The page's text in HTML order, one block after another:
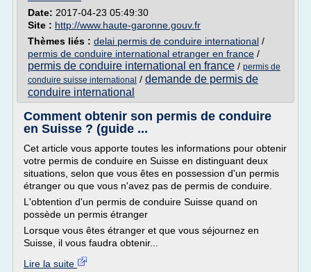
Date: 2017-04-23 05:49:30
Site : http://www.haute-garonne.gouv.fr
Thèmes liés : delai permis de conduire international /
permis de conduire international etranger en france /
permis de conduire international en france / permis de
conduire suisse international / demande de permis de
conduire international
Comment obtenir son permis de conduire
en Suisse ? (guide ...
Cet article vous apporte toutes les informations pour obtenir
votre permis de conduire en Suisse en distinguant deux
situations, selon que vous êtes en possession d'un permis
étranger ou que vous n'avez pas de permis de conduire.
L'obtention d'un permis de conduire Suisse quand on
possède un permis étranger
Lorsque vous êtes étranger et que vous séjournez en
Suisse, il vous faudra obtenir...
Lire la suite